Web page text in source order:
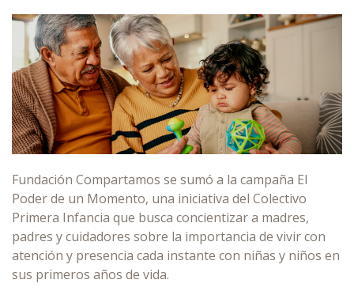
Fundación Compartamos se sumó a la campaña El
Poder de un Momento, una iniciativa del Colectivo
Primera Infancia que busca concientizar a madres,
padres y cuidadores sobre la importancia de vivir con
atención y presencia cada instante con niñas y niños en
sus primeros años de vida.